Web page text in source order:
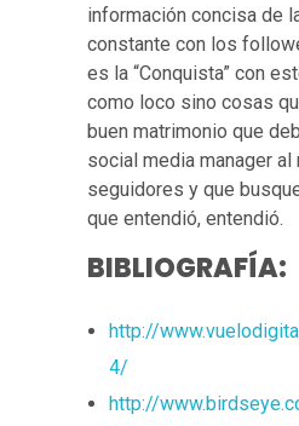
información concisa de
constante con los
es la “Conquista” con
como loco sino cosas
buen matrimonio que
social media manager
seguidores y que
que entendió, entendió.
BIBLIOGRAFÍA:
http://
4/
http://